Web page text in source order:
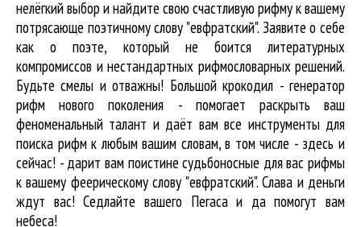
нелёгкий выбор и найдите свою счастливую рифму к вашему
потрясающе поэтичному слову "евфратский". Заявите о себе
как о поэте, который не боится литературных
компромиссов и нестандартных рифмословарных решений.
Будьте смелы и отважны! Большой крокодил - генератор
рифм нового поколения - помогает раскрыть ваш
феноменальный талант и даёт вам все инструменты для
поиска рифмк любым вашим словам, в том числе - здесь и
сейчас! - дарит вам поистине судьбоносные для вас рифмы
к вашему феерическому слову "евфратский". Слава и деньги
ждут вас! Седлайте вашего Пегаса и да помогут вам
небеса!